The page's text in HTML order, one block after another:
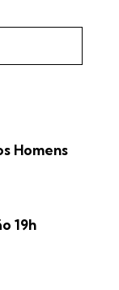
Homens
19h